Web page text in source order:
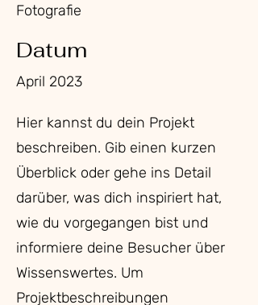
Fotografie
Datum
April 2023
Hier kannst du dein Projekt
beschreiben. Gib einen kurzen
Überblick oder gehe ins Detail
darüber, was dich inspiriert hat,
wie du vorgegangen bist und
informiere deine Besucher über
Wissenswertes. Um
Projektbeschreibungen